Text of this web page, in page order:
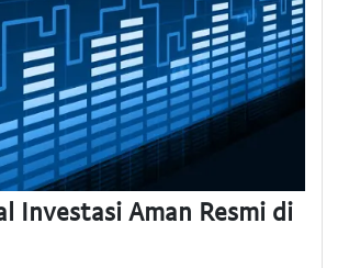
Investasi Aman Resmi di